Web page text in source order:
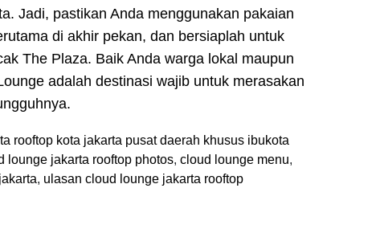
Jadi, pastikan Anda menggunakan pakaian
di akhir pekan, dan bersiaplah untuk
The Plaza. Baik Anda warga lokal maupun
adalah destinasi wajib untuk merasakan
rooftop kota jakarta pusat daerah khusus ibukota
lounge jakarta rooftop photos, cloud lounge menu,
, ulasan cloud lounge jakarta rooftop